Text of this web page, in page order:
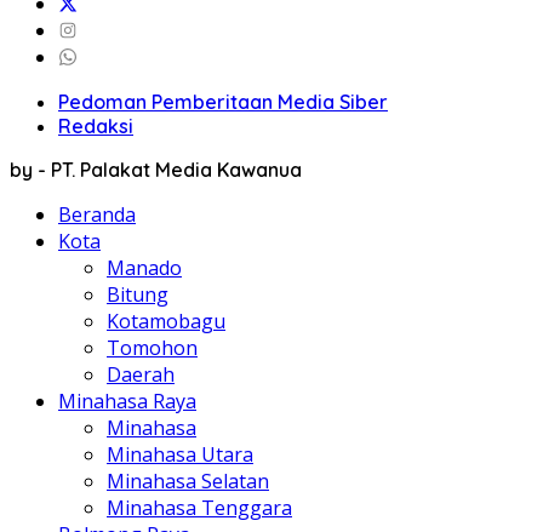
Pedoman Pemberitaan Media Siber
Redaksi
by - PT. Palakat Media Kawanua
Beranda
Kota
Manado
Bitung
Kotamobagu
Tomohon
Daerah
Minahasa Raya
Minahasa
Minahasa Utara
Minahasa Selatan
Minahasa Tenggara